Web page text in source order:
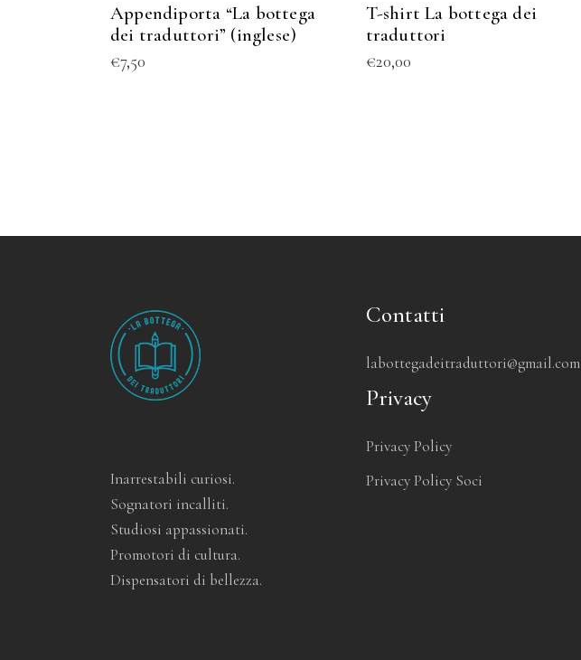
Appendiporta “La bottega
dei traduttori” (inglese)
€7,50
T-shirt La bottega dei
traduttori
€20,00
Inarrestabili curiosi.
Sognatori incalliti.
Studiosi appassionati.
Promotori di cultura.
Dispensatori di bellezza.
Contatti
labottegadeitraduttori@gmail.com
Privacy
Privacy Policy
Privacy Policy Soci